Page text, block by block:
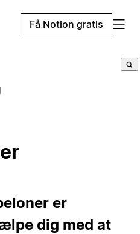
Få Notion gratis
er
dig med at